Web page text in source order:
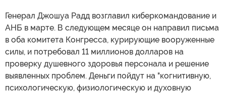
Генерал Джошуа Радд возглавил киберкомандование и
АНБ в марте. В следующем месяце он направил письма
в оба комитета Конгресса, курирующие вооруженные
силы, и потребовал 11 миллионов долларов на
проверку душевного здоровья персонала и решение
выявленных проблем. Деньги пойдут на "когнитивную,
психологическую, физиологическую и духовную